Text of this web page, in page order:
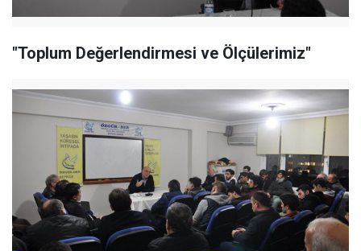
"Toplum Değerlendirmesi ve Ölçülerimiz"